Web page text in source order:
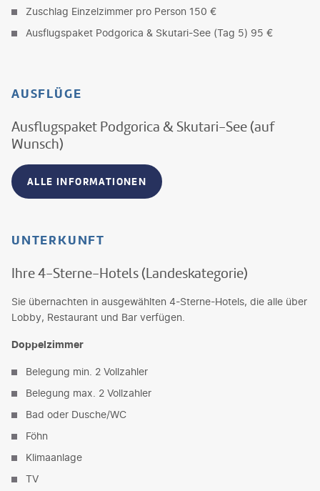
Zuschlag Einzelzimmer pro Person 150 €
Ausflugspaket Podgorica & Skutari-See (Tag 5) 95 €
AUSFLÜGE
Ausflugspaket Podgorica & Skutari-See (auf
Wunsch)
ALLE INFORMATIONEN
UNTERKUNFT
Ihre 4-Sterne-Hotels (Landeskategorie)
Sie übernachten in ausgewählten 4-Sterne-Hotels, die alle über
Lobby, Restaurant und Bar verfügen.
Doppelzimmer
Belegung min. 2 Vollzahler
Belegung max. 2 Vollzahler
Bad oder Dusche/WC
Föhn
Klimaanlage
TV